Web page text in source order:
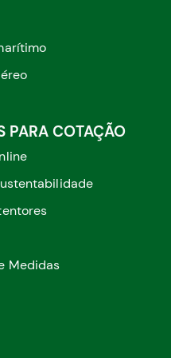
PARA COTAÇÃO
Medidas